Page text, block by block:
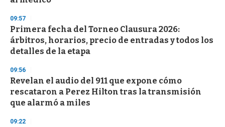
09:57
Primera fecha del Torneo Clausura 2026:
árbitros, horarios, precio de entradas y todos los
detalles de la etapa
09:56
Revelan el audio del 911 que expone cómo
rescataron a Perez Hilton tras la transmisión
que alarmó a miles
09:22